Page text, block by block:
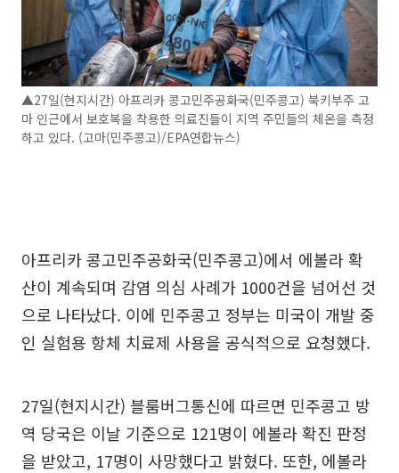
▲27일(현지시간) 아프리카 콩고민주공화국(민주콩고) 북키부주 고
마 인근에서 보호복을 착용한 의료진들이 지역 주민들의 체온을 측정
하고 있다. (고마(민주콩고)/EPA연합뉴스)
아프리카 콩고민주공화국(민주콩고)에서 에볼라 확
산이 계속되며 감염 의심 사례가 1000건을 넘어선 것
으로 나타났다. 이에 민주콩고 정부는 미국이 개발 중
인 실험용 항체 치료제 사용을 공식적으로 요청했다.
27일(현지시간) 블룸버그통신에 따르면 민주콩고 방
역 당국은 이날 기준으로 121명이 에볼라 확진 판정
을 받았고, 17명이 사망했다고 밝혔다. 또한, 에볼라